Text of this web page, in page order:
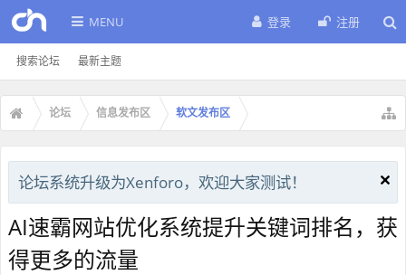
MENU
搜索论坛 最新主题
登录 注册
论坛 信息发布区 软文发布区
论坛系统升级为Xenforo，欢迎大家测试！
AI速霸网站优化系统提升关键词排名，获
得更多的流量